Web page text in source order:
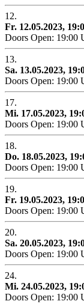
12.
Fr. 12.05.2023,
Doors Open: 19:00
13.
Sa. 13.05.2023,
Doors Open: 19:00
17.
Mi. 17.05.2023,
Doors Open: 19:00
18.
Do. 18.05.2023,
Doors Open: 19:00
19.
Fr. 19.05.2023,
Doors Open: 19:00
20.
Sa. 20.05.2023,
Doors Open: 19:00
24.
Mi. 24.05.2023,
Doors Open: 19:00